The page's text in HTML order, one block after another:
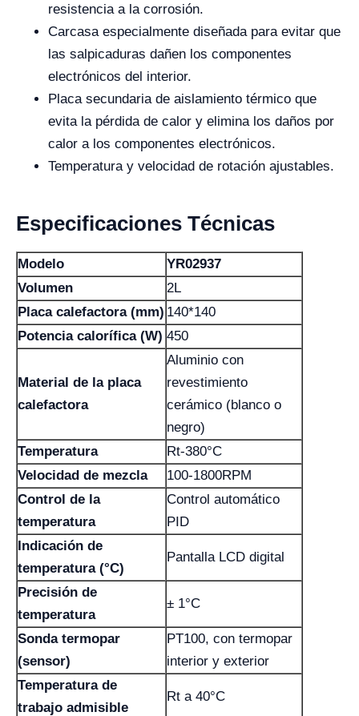
resistencia a la corrosión.
Carcasa especialmente diseñada para evitar que
las salpicaduras dañen los componentes
electrónicos del interior.
Placa secundaria de aislamiento térmico que
evita la pérdida de calor y elimina los daños por
calor a los componentes electrónicos.
Temperatura y velocidad de rotación ajustables.
Especificaciones Técnicas
Modelo
YR02937
Volumen
2L
Placa calefactora (mm) 140*140
Potencia calorífica (W) 450
Material de la placa
calefactora
Aluminio con
revestimiento
cerámico (blanco o
negro)
Temperatura
Rt-380°C
Velocidad de mezcla
100-1800RPM
Control de la
temperatura
Control automático
PID
Indicación de
temperatura (°C)
Pantalla LCD digital
Precisión de
temperatura
± 1°C
Sonda termopar
(sensor)
PT100, con termopar
interior y exterior
Temperatura de
trabajo admisible
Rt a 40°C